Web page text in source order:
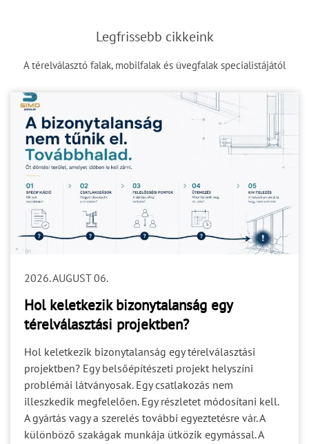
Legfrissebb cikkeink
A térelválasztó falak, mobilfalak és üvegfalak specialistájától
2026. AUGUST 06.
Hol keletkezik bizonytalanság egy
térelválasztási projektben?
Hol keletkezik bizonytalanság egy térelválasztási
projektben? Egy belsőépítészeti projekt helyszíni
problémái látványosak. Egy csatlakozás nem
illeszkedik megfelelően. Egy részletet módosítani kell.
A gyártás vagy a szerelés további egyeztetésre vár. A
különböző szakágak munkája ütközik egymással. A